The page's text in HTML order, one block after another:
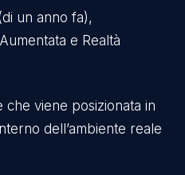
un anno fa),
e Realtà
che viene posizionata in
dell’ambiente reale